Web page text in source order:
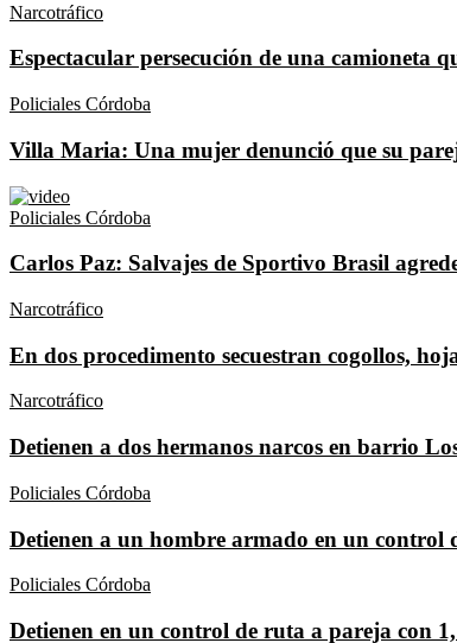
Narcotráfico
Espectacular persecución de una camioneta
Policiales Córdoba
Villa Maria: Una mujer denunció que su
Policiales Córdoba
Carlos Paz: Salvajes de Sportivo Brasil
Narcotráfico
En dos procedimento secuestran cogollos,
Narcotráfico
Detienen a dos hermanos narcos en barrio
Policiales Córdoba
Detienen a un hombre armado en un control
Policiales Córdoba
Detienen en un control de ruta a pareja con